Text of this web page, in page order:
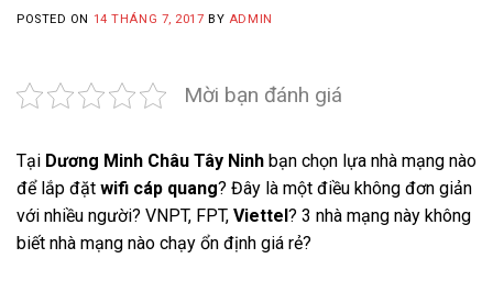
POSTED ON 14 THÁNG 7, 2017 BY ADMIN
Mời bạn đánh giá
Tại Dương Minh Châu Tây Ninh bạn chọn lựa nhà mạng nào
để lắp đặt wifi cáp quang? Đây là một điều không đơn giản
với nhiều người? VNPT, FPT, Viettel? 3 nhà mạng này không
biết nhà mạng nào chạy ổn định giá rẻ?